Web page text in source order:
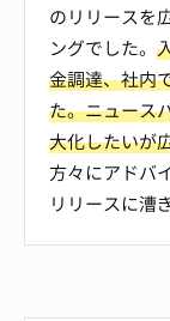
のリリースを
ングでした。
金調達、社内
た。ニュース
大化したいが
方々にアドバ
リリースに漕